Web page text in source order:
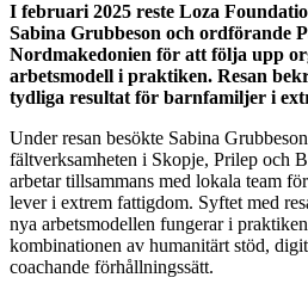
I februari 2025 reste Loza
Sabina Grubbeson och ordförande
Nordmakedonien för att följa upp
arbetsmodell i praktiken. Resan
tydliga resultat för barnfamiljer i
Under resan besökte Sabina
fältverksamheten i Skopje, Prilep och
arbetar tillsammans med lokala team
lever i extrem fattigdom. Syftet med
nya arbetsmodellen fungerar i
kombinationen av humanitärt stöd,
coachande förhållningssätt.